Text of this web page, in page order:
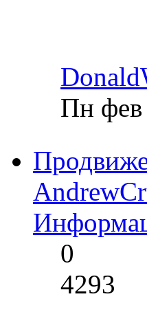
Пн фев
0
4293